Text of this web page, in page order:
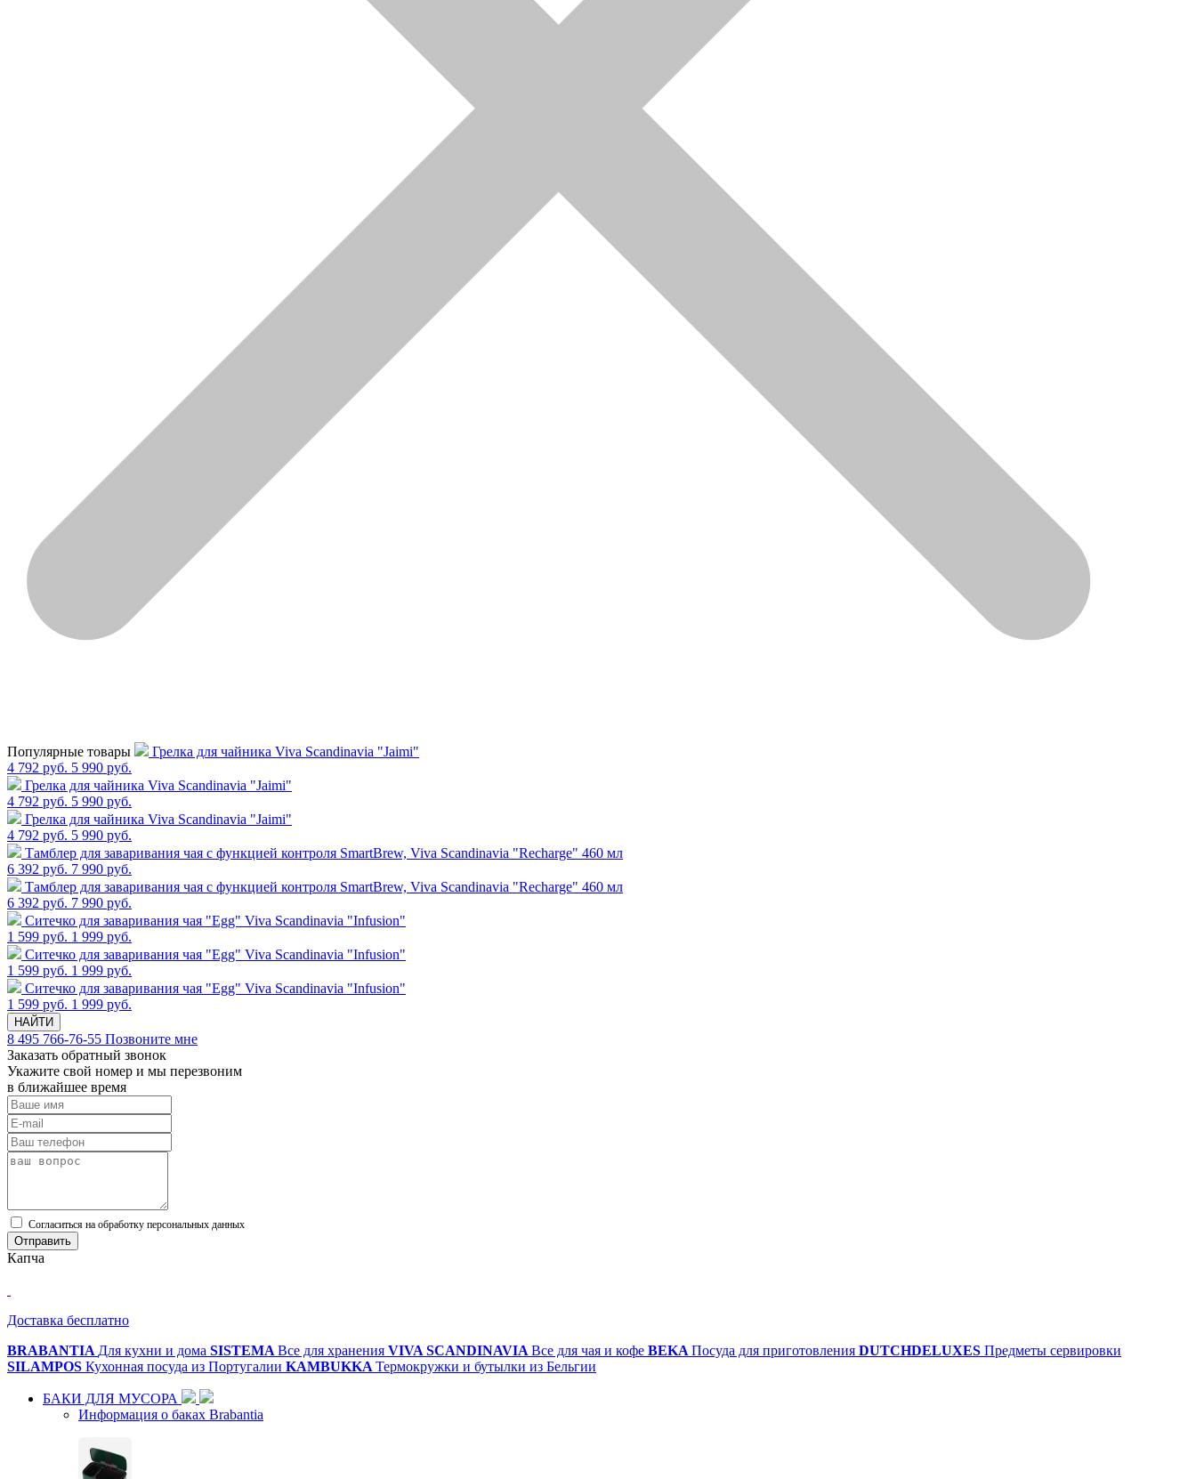
Популярные товары
Грелка для чайника Viva Scandinavia "Jaimi"
4 792 руб. 5 990 руб.
Грелка для чайника Viva Scandinavia "Jaimi"
4 792 руб. 5 990 руб.
Грелка для чайника Viva Scandinavia "Jaimi"
4 792 руб. 5 990 руб.
Тамблер для заваривания чая с функцией контроля SmartBrew, Viva Scandinavia "Recharge" 460 мл
6 392 руб. 7 990 руб.
Тамблер для заваривания чая с функцией контроля SmartBrew, Viva Scandinavia "Recharge" 460 мл
6 392 руб. 7 990 руб.
Cитечко для заваривания чая "Egg" Viva Scandinavia "Infusion"
1 599 руб. 1 999 руб.
Cитечко для заваривания чая "Egg" Viva Scandinavia "Infusion"
1 599 руб. 1 999 руб.
Cитечко для заваривания чая "Egg" Viva Scandinavia "Infusion"
1 599 руб. 1 999 руб.
НАЙТИ
8 495 766-76-55 Позвоните мне
Заказать обратный звонок
Укажите свой номер и мы перезвоним
в ближайшее время
Cогласиться на обработку персональных данных
Отправить
Капча
Доставка бесплатно
BRABANTIA Для кухни и дома SISTEMA Все для хранения VIVA SCANDINAVIA Все для чая и кофе BEKA Посуда для приготовления DUTCHDELUXES Предметы сервировки
SILAMPOS Кухонная посуда из Португалии KAMBUKKA Термокружки и бутылки из Бельгии
БАКИ ДЛЯ МУСОРА
Информация о баках Brabantia